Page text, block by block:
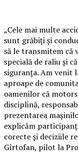
„Cele mai multe
sunt grăbiți și
să le transmitem că
specială de raliu și
siguranța. Am venit
aproape de
oamenilor că
disciplină,
prezentarea
explicăm
corecte și deciziile
Gîrtofan, pilot la